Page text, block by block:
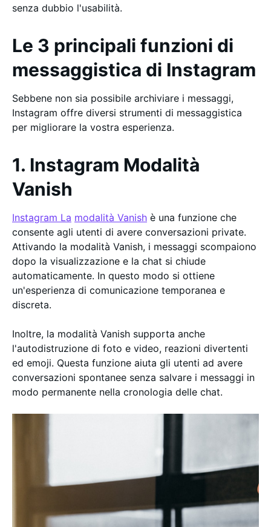
senza dubbio l'usabilità.
Le 3 principali funzioni di
messaggistica di Instagram
Sebbene non sia possibile archiviare i messaggi,
Instagram offre diversi strumenti di messaggistica
per migliorare la vostra esperienza.
1. Instagram Modalità
Vanish
Instagram La modalità Vanish è una funzione che
consente agli utenti di avere conversazioni private.
Attivando la modalità Vanish, i messaggi scompaiono
dopo la visualizzazione e la chat si chiude
automaticamente. In questo modo si ottiene
un'esperienza di comunicazione temporanea e
discreta.
Inoltre, la modalità Vanish supporta anche
l'autodistruzione di foto e video, reazioni divertenti
ed emoji. Questa funzione aiuta gli utenti ad avere
conversazioni spontanee senza salvare i messaggi in
modo permanente nella cronologia delle chat.